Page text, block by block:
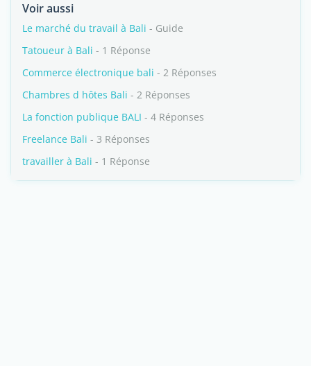
Voir aussi
Le marché du travail à Bali - Guide
Tatoueur à Bali - 1 Réponse
Commerce électronique bali - 2 Réponses
Chambres d hôtes Bali - 2 Réponses
La fonction publique BALI - 4 Réponses
Freelance Bali - 3 Réponses
travailler à Bali - 1 Réponse